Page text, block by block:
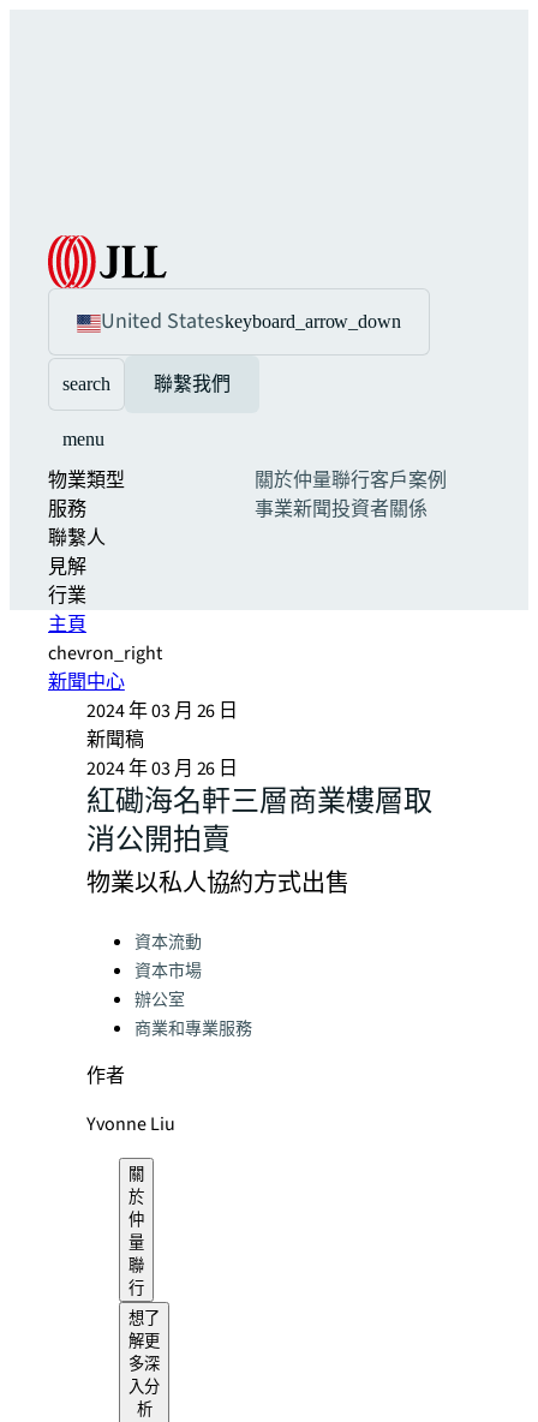
United Stateskeyboard_arrow_down
search 聯繫我們
menu
物業類型
服務
聯繫人
見解
行業
關於仲量聯行客戶案例
事業新聞投資者關係
主頁
chevron_right
新聞中心
2024 年 03 月 26 日
新聞稿
2024 年 03 月 26 日
紅磡海名軒三層商業樓層取
消公開拍賣
物業以私人協約方式出售
Categories:
資本流動
資本市場
辦公室
商業和專業服務
作者
Yvonne Liu
關
於
仲
量
聯
行
想了
解更
多深
入分
析